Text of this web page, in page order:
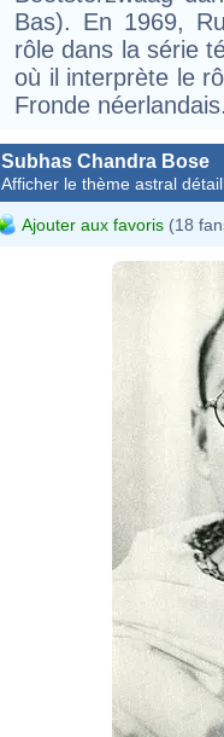
Bas). En 1969,
rôle dans la série
où il interprète le
Fronde
Subhas Chandra Bose
Afficher le thème astral
Ajouter aux favoris (18